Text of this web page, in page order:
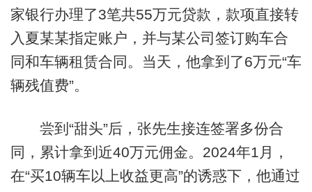
家银行办理了3笔共55万元贷款，款项直接转
入夏某某指定账户，并与某公司签订购车合
同和车辆租赁合同。当天，他拿到了6万元“车
辆残值费”。
尝到“甜头”后，张先生接连签署多份合
同，累计拿到近40万元佣金。2024年1月，
在“买10辆车以上收益更高”的诱惑下，他通过